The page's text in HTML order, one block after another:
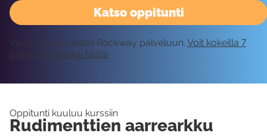
Katso oppitunti
Vaatii kirjautumisen Rockway palveluun. Voit kokeilla 7
päivää ilmaiseksi tästä!
Oppitunti kuuluu kurssiin
Rudimenttien aarrearkku